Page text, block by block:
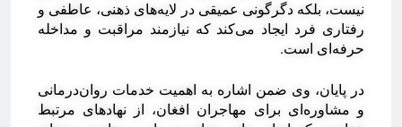
نیست، بلکه دگرگونی عمیقی در لایه‌های ذهنی، عاطفی و
رفتاری فرد ایجاد می‌کند که نیازمند مراقبت و مداخله
حرفه‌ای است.
‎در پایان، وی ضمن اشاره به اهمیت خدمات روان‌درمانی
و مشاوره‌ای برای مهاجران افغان، از نهادهای مرتبط